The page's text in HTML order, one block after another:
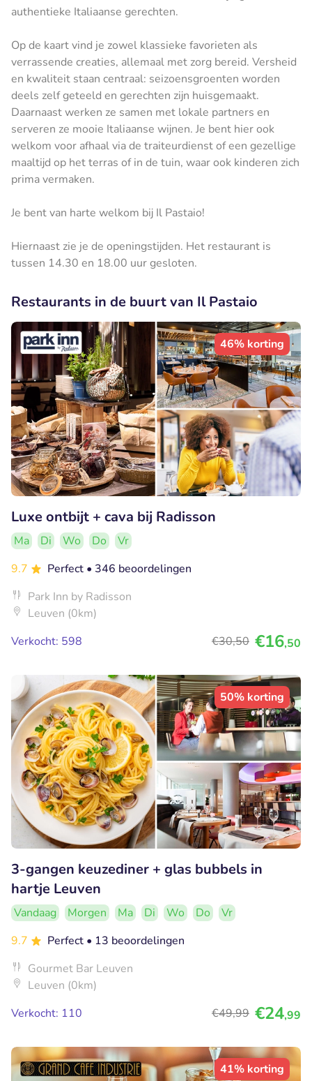
authentieke Italiaanse gerechten.
Op de kaart vind je zowel klassieke favorieten als
verrassende creaties, allemaal met zorg bereid. Versheid
en kwaliteit staan centraal: seizoensgroenten worden
deels zelf geteeld en gerechten zijn huisgemaakt.
Daarnaast werken ze samen met lokale partners en
serveren ze mooie Italiaanse wijnen. Je bent hier ook
welkom voor afhaal via de traiteurdienst of een gezellige
maaltijd op het terras of in de tuin, waar ook kinderen zich
prima vermaken.
Je bent van harte welkom bij Il Pastaio!
Hiernaast zie je de openingstijden. Het restaurant is
tussen 14.30 en 18.00 uur gesloten.
Restaurants in de buurt van Il Pastaio
46% korting
Luxe ontbijt + cava bij Radisson
Ma Di Wo Do
Vr
9.7
Perfect • 346 beoordelingen
Park Inn by Radisson
Leuven (0km)
Verkocht: 598
€30,50 €16,50
50% korting
3-gangen keuzediner + glas bubbels in
hartje Leuven
Vandaag Morgen Ma Di Wo Do
Vr
9.7
Perfect • 13 beoordelingen
Gourmet Bar Leuven
Leuven (0km)
Verkocht: 110
€49,99 €24,99
41% korting